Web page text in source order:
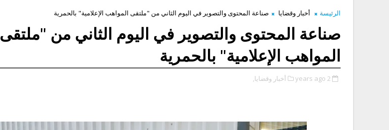
الرئيسة أخبار وقضايا صناعة المحتوى والتصوير في اليوم الثاني من "ملتقى المواهب الإعلامية" بالحمرية
صناعة المحتوى والتصوير في اليوم الثاني من "ملتقى
المواهب الإعلامية" بالحمرية
2 years ago أخبار وقضايا,